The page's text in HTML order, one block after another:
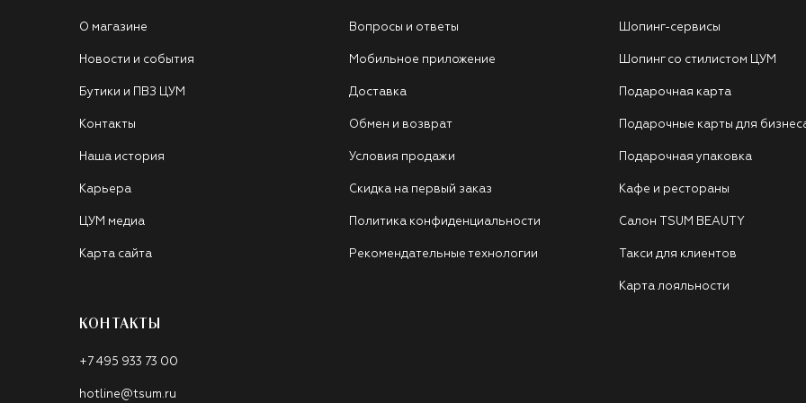
О магазине
Новости и события
Бутики и ПВЗ ЦУМ
Контакты
Наша история
Карьера
ЦУМ медиа
Карта сайта
Вопросы и ответы
Мобильное приложение
Доставка
Обмен и возврат
Условия продажи
Скидка на первый заказ
Политика конфиденциальности
Рекомендательные технологии
Шопинг-сервисы
Шопинг со стилистом ЦУМ
Подарочная карта
Подарочные карты для
Подарочная упаковка
Кафе и рестораны
Салон TSUM BEAUTY
Такси для клиентов
Карта лояльности
КОНТАКТЫ
+7 495 933 73 00
hotline@tsum.ru